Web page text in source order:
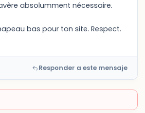
absolumment nécessaire.
bas pour ton site. Respect.
Responder a este mensaje